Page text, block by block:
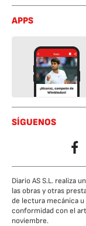
APPS
SÍGUENOS
Diario AS S.L. realiza
las obras y otras
de lectura mecánica
conformidad con el
noviembre.